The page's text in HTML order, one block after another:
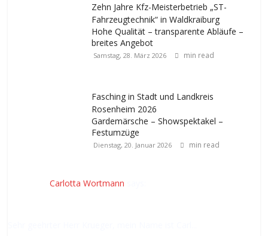
Zehn Jahre Kfz-Meisterbetrieb „ST-
Fahrzeugtechnik“ in Waldkraiburg
Hohe Qualität – transparente Abläufe –
breites Angebot
Samstag, 28. März 2026 min read
Fasching in Stadt und Landkreis
Rosenheim 2026
Gardemärsche – Showspektakel –
Festumzüge
Dienstag, 20. Januar 2026 min read
Carlotta Wortmann